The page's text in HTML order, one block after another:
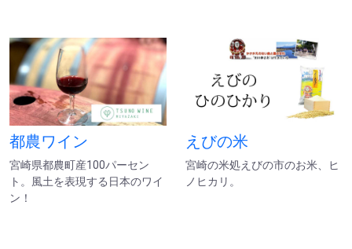
都農ワイン
宮崎県都農町産100パーセン
ト。風土を表現する日本のワイ
ン！
えびの米
宮崎の米処えびの市のお米、ヒ
ノヒカリ。